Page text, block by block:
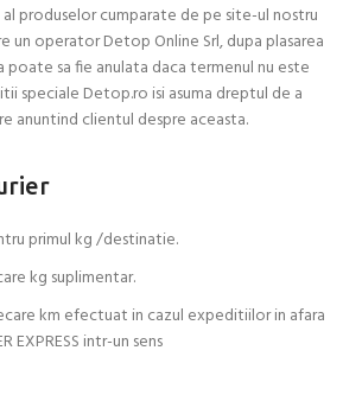
produselor cumparate de pe site-ul nostru
un operator Detop Online Srl, dupa plasarea
poate sa fie anulata daca termenul nu este
speciale Detop.ro isi asuma dreptul de a
anuntind clientul despre aceasta.
primul kg /destinatie.
kg suplimentar.
km efectuat in cazul expeditiilor in afara
EXPRESS intr-un sens